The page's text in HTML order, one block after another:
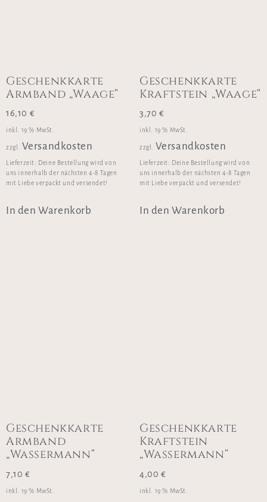
Geschenkkarte
Armband „Waage“
16,10 €
inkl. 19 % MwSt.
zzgl. Versandkosten
Lieferzeit: Deine Bestellung wird von
uns innerhalb der nächsten 4-8 Tagen
mit Liebe verpackt und versendet!
In den Warenkorb
Geschenkkarte
Kraftstein „Waage“
3,70 €
inkl. 19 % MwSt.
zzgl. Versandkosten
Lieferzeit: Deine Bestellung wird von
uns innerhalb der nächsten 4-8 Tagen
mit Liebe verpackt und versendet!
In den Warenkorb
Geschenkkarte
Armband
„Wassermann“
7,10 €
inkl. 19 % MwSt.
Geschenkkarte
Kraftstein
„Wassermann“
4,00 €
inkl. 19 % MwSt.